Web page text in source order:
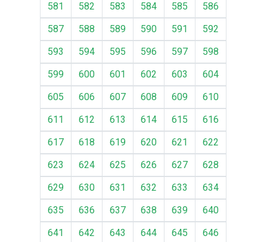
581
582 583 584 585
586
587
588 589 590 591
592
593
594 595 596 597
598
599
600 601 602 603
604
605
606 607 608 609
610
611
612 613 614 615
616
617
618 619 620 621
622
623
624 625 626 627
628
629
630 631 632 633
634
635
636 637 638 639
640
641
642 643 644 645
646